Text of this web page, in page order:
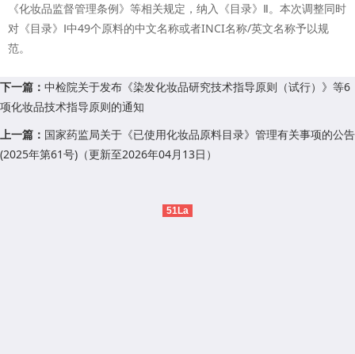
《化妆品监督管理条例》等相关规定，纳入《目录》Ⅱ。本次调整同时
对《目录》Ⅰ中49个原料的中文名称或者INCI名称/英文名称予以规
范。
下一篇： 中检院关于发布《染发化妆品研究技术指导原则（试行）》等6
项化妆品技术指导原则的通知
上一篇： 国家药监局关于《已使用化妆品原料目录》管理有关事项的公告
(2025年第61号)（更新至2026年04月13日）
51La